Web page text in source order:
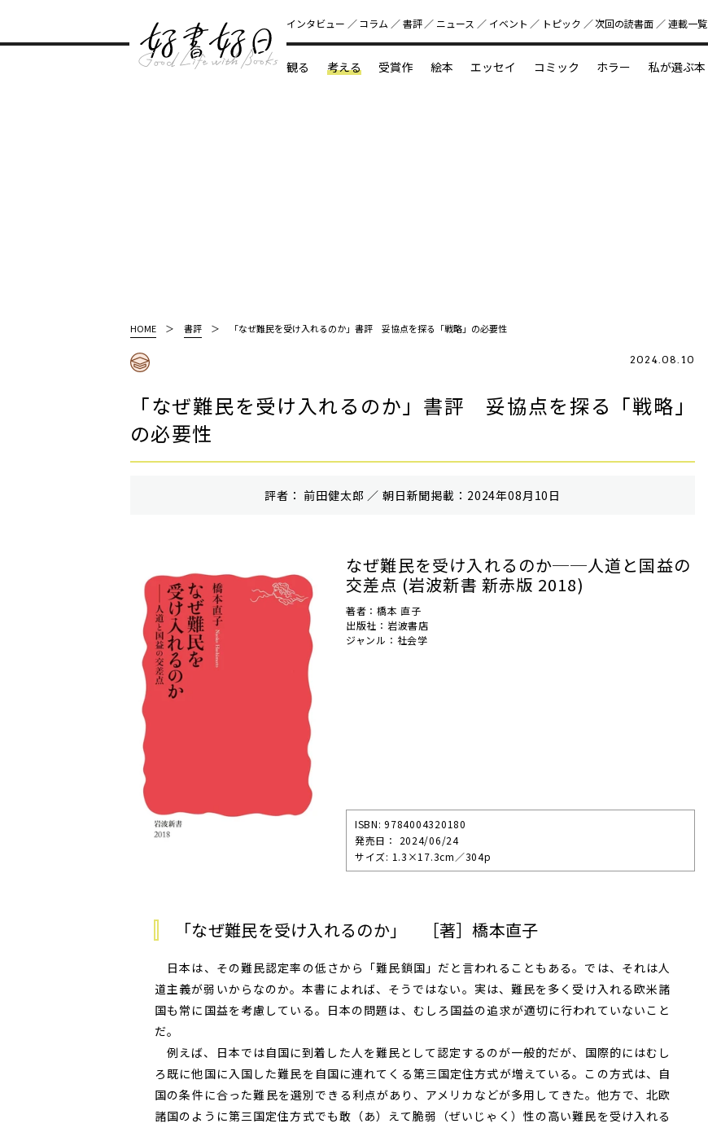
好書好日
インタビュー コラム 書評 ニュース イベント トピック 次回の読書⾯ 連載一覧
観る 考える 受賞作 絵本 エッセイ コミック ホラー 私が選ぶ本
HOME 書評 「なぜ難民を受け入れるのか」書評 妥協点を探る「戦略」の必要性
2024.08.10
「なぜ難民を受け入れるのか」書評 妥協点を探る「戦略」
の必要性
評者： 前田健太郎 ／ 朝⽇新聞掲載：2024年08月10日
なぜ難民を受け入れるのか──人道と国益の
交差点 (岩波新書 新赤版 2018)
著者：橋本 直子
出版社：岩波書店
ジャンル：社会学
ISBN: 9784004320180
発売⽇： 2024/06/24
サイズ: 1.3×17.3cm／304p
「なぜ難民を受け入れるのか」 ［著］橋本直子
日本は、その難民認定率の低さから「難民鎖国」だと言われることもある。では、それは人
道主義が弱いからなのか。本書によれば、そうではない。実は、難民を多く受け入れる欧米諸
国も常に国益を考慮している。日本の問題は、むしろ国益の追求が適切に行われていないこと
だ。
例えば、日本では自国に到着した人を難民として認定するのが一般的だが、国際的にはむし
ろ既に他国に入国した難民を自国に連れてくる第三国定住方式が増えている。この方式は、自
国の条件に合った難民を選別できる利点があり、アメリカなどが多用してきた。他方で、北欧
諸国のように第三国定住方式でも敢（あ）えて脆弱（ぜいじゃく）性の高い難民を受け入れる